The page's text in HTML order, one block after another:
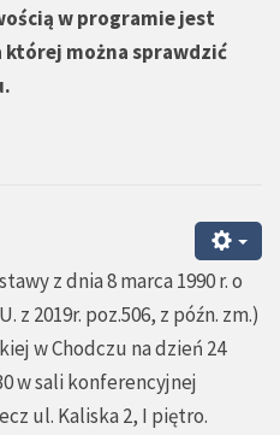
w programie jest
można sprawdzić
z dnia 8 marca 1990 r. o
z 2019r. poz.506, z późn. zm.)
w Chodczu na dzień 24
w sali konferencyjnej
ul. Kaliska 2, I piętro.